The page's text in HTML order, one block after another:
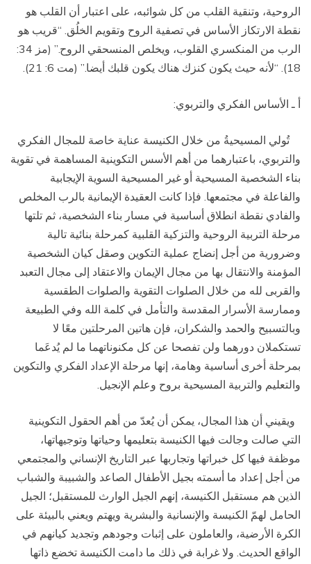
الروحية، وتنقية القلب من كل شوائبه، على اعتبار أن القلب هو
نقطة الارتكاز الأساس في تصفية الروح وتقويم الخلُق. “قريب هو
الرب من المنكسري القلوب، ويخلص المنسحقي الروح.” (مز 34:
18). “لأنه حيث يكون كنزك هناك يكون قلبك أيضا.” (مت 6: 21).
أ ـ الأساس الفكري والتربوي:
تُولي المسيحيةُ من خلال الكنيسة عناية خاصة للمجال الفكري
والتربوي، باعتبارهما من أهم الأسس التكوينية المساهمة في تقوية
بناء الشخصية المسيحية أو غير المسيحية السوية الإيجابية
والفاعلة في مجتمعها. فإذا كانت العقيدة الإيمانية بالرب المخلص
والفادي نقطة انطلاق أساسية في مسار بناء الشخصية، ثم تلتها
مرحلة التربية الروحية والتزكية القلبية كمرحلة بنائية تالية
وضرورية من أجل إنضاج عملية التكوين وصقل كيان الشخصية
المؤمنة والانتقال بها من مجال الإيمان والاعتقاد إلى مجال التعبد
والقربى لله من خلال الصلوات التقوية والصلوات الطقسية
وممارسة الأسرار المقدسة والتأمل في كلمة الله وفي الطبيعة
وبالتسبيح والحمد والشكران، فإن هاتين المرحلتين معًا لا
تستكملان دورهما ولن تفصحا عن كل مكنوناتهما ما لم يُدعَما
بمرحلة أخرى أساسية وهامة، إنها مرحلة الإعداد الفكري والتكوين
والتعليم والتربية المسيحية بروح وعلم الإنجيل.
ويقيني أن هذا المجال، يمكن أن يُعدّ من أهم الحقول التكوينية
التي صالت وجالت فيها الكنيسة بتعليمها وحياتها وتوجيهاتها،
موظفة فيها كل خبراتها وتجاربها عبر التاريخ الإنساني والمجتمعي
من أجل إعداد ما أسمته بجيل الأطفال الصاعد والشبيبة والشباب
الذين هم مستقبل الكنيسة، إنهم الجيل الوارث للمستقبل؛ الجيل
الحامل لهمّ الكنيسة والإنسانية والبشرية ويهتم ويعني بالبيئة على
الكرة الأرضية، والعاملون على إثبات وجودهم وتجديد كيانهم في
الواقع الحديث. ولا غرابة في ذلك ما دامت الكنيسة تخضع ذاتها